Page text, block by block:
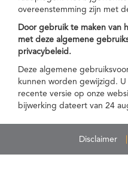
overeenstemming zijn met
Door gebruik te maken van
met deze algemene
privacybeleid.
Deze algemene
kunnen worden gewijzigd.
recente versie op onze
bijwerking dateert van 24
Disclaimer